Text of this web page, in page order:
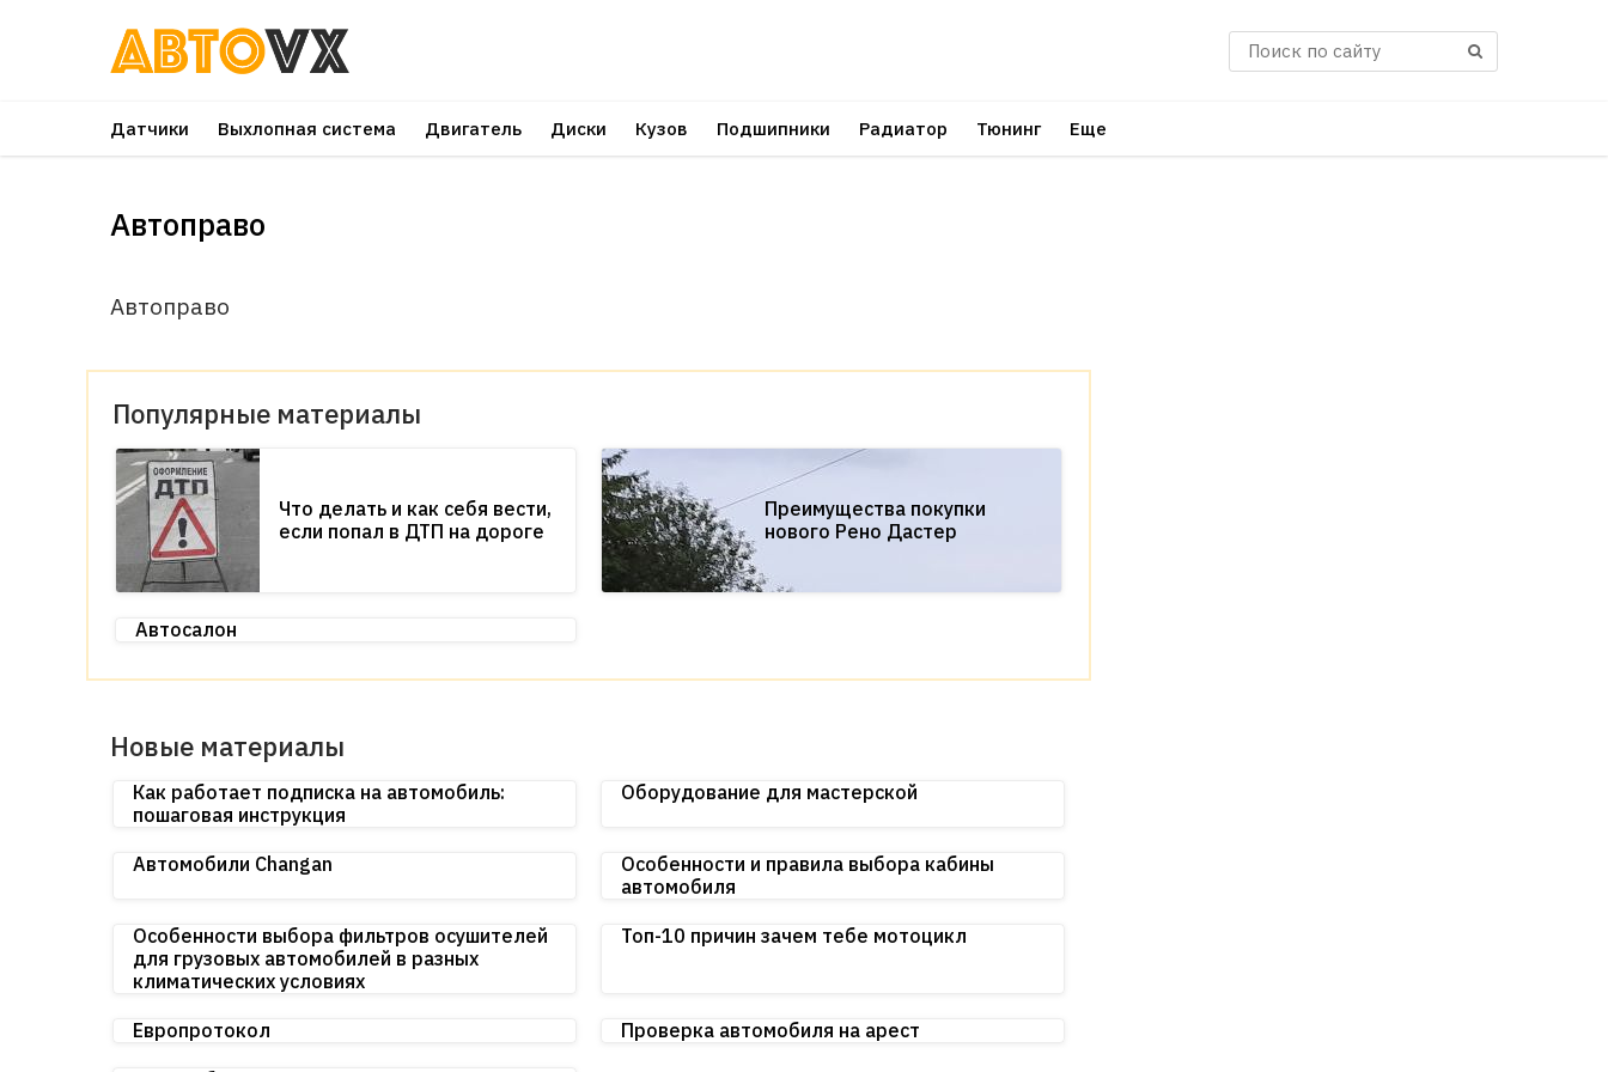
Перейти
основному
контенту
Поиск
Датчики Выхлопная система Двигатель Диски Кузов Подшипники Радиатор Тюнинг Еще
Автоправо
Автоправо
Популярные материалы
Что делать и как себя вести,
если попал в ДТП на дороге
Преимущества покупки
нового Рено Дастер
Автосалон
Новые материалы
Как работает подписка на автомобиль:
пошаговая инструкция
Оборудование для мастерской
Автомобили Changan
Особенности и правила выбора кабины
автомобиля
Особенности выбора фильтров осушителей
для грузовых автомобилей в разных
климатических условиях
Топ-10 причин зачем тебе мотоцикл
Европротокол Проверка автомобиля на арест